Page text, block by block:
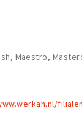
Maestro,